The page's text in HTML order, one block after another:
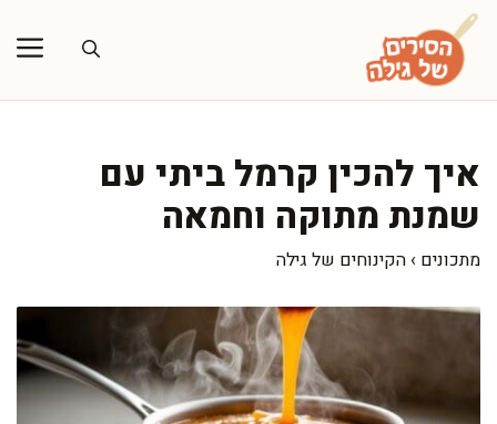
לדלג
לתוכן
איך להכין קרמל ביתי עם
שמנת מתוקה וחמאה
מתכונים › הקינוחים של גילה